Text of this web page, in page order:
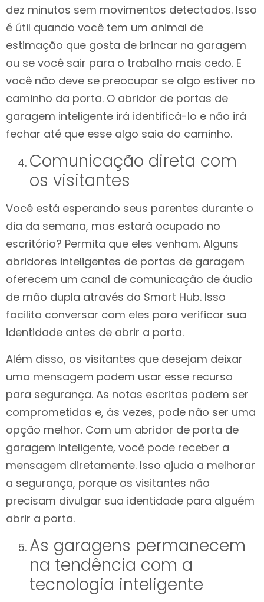
dez minutos sem movimentos detectados. Isso
é útil quando você tem um animal de
estimação que gosta de brincar na garagem
ou se você sair para o trabalho mais cedo. E
você não deve se preocupar se algo estiver no
caminho da porta. O abridor de portas de
garagem inteligente irá identificá-lo e não irá
fechar até que esse algo saia do caminho.
Comunicação direta com
os visitantes
Você está esperando seus parentes durante o
dia da semana, mas estará ocupado no
escritório? Permita que eles venham. Alguns
abridores inteligentes de portas de garagem
oferecem um canal de comunicação de áudio
de mão dupla através do Smart Hub. Isso
facilita conversar com eles para verificar sua
identidade antes de abrir a porta.
Além disso, os visitantes que desejam deixar
uma mensagem podem usar esse recurso
para segurança. As notas escritas podem ser
comprometidas e, às vezes, pode não ser uma
opção melhor. Com um abridor de porta de
garagem inteligente, você pode receber a
mensagem diretamente. Isso ajuda a melhorar
a segurança, porque os visitantes não
precisam divulgar sua identidade para alguém
abrir a porta.
As garagens permanecem
na tendência com a
tecnologia inteligente